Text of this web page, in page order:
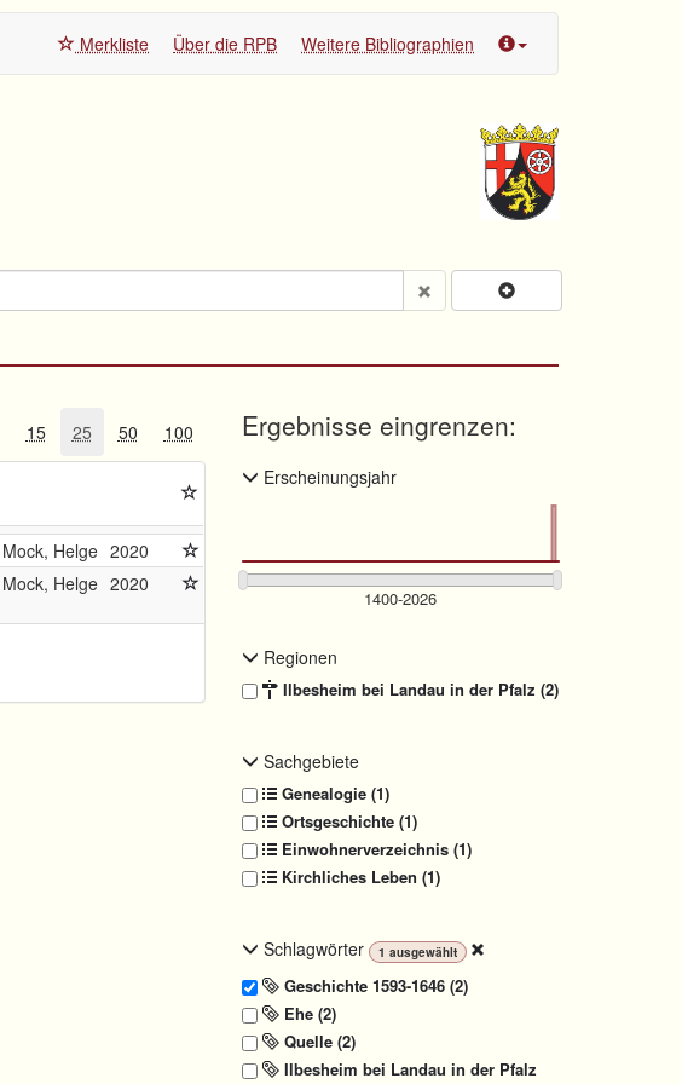
Merkliste Über die RPB Weitere Bibliographien
15 25 50 100
Mock, Helge 2020
Mock, Helge 2020
Ergebnisse eingrenzen:
Erscheinungsjahr
Regionen
Ilbesheim bei Landau in der Pfalz (2)
Sachgebiete
Genealogie (1)
Ortsgeschichte (1)
Einwohnerverzeichnis (1)
Kirchliches Leben (1)
Schlagwörter 1 ausgewählt
Geschichte 1593-1646 (2)
Ehe (2)
Quelle (2)
Ilbesheim bei Landau in der Pfalz